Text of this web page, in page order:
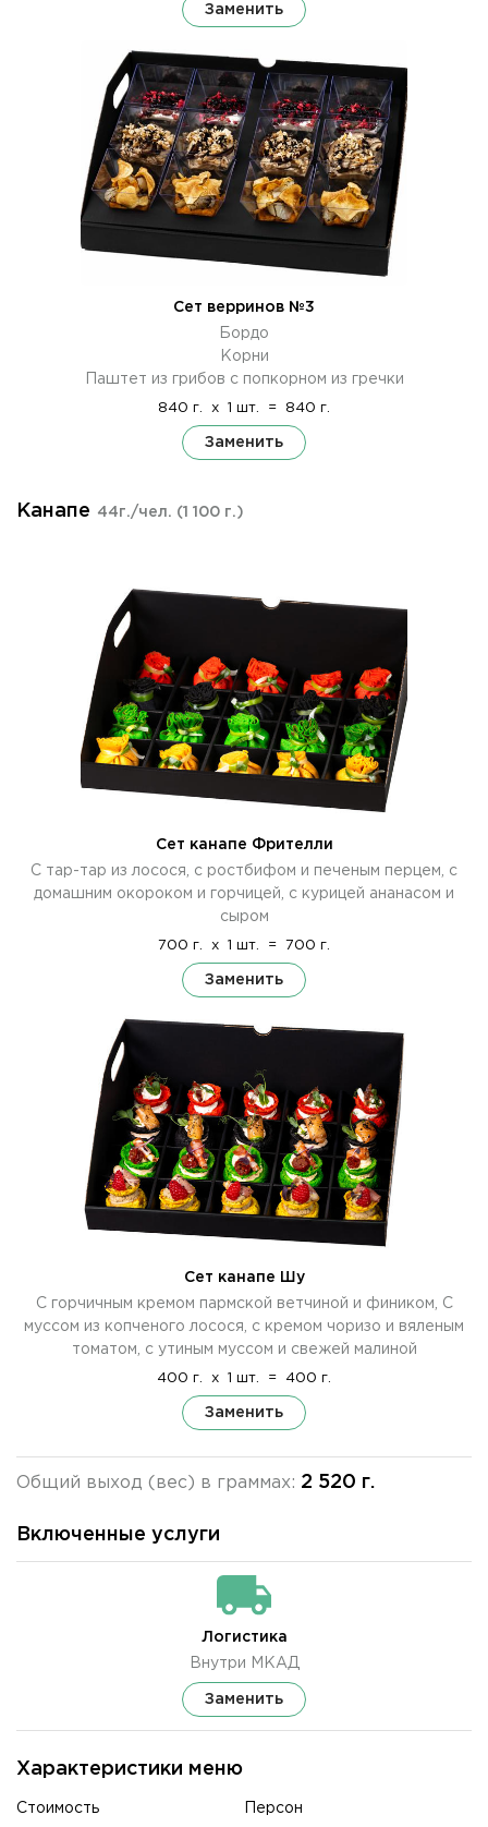
Характеристики меню
Стоимость Персон
Заменить
Сет верринов №3
Бордо
Корни
Паштет из грибов с попкорном из гречки
840 г. x 1 шт. = 840 г.
Заменить
Канапе 44г./чел. (1 100 г.)
Сет канапе Фрителли
С тар-тар из лосося, с ростбифом и печеным перцем, с
домашним окороком и горчицей, с курицей ананасом и
сыром
700 г. x 1 шт. = 700 г.
Заменить
Сет канапе Шу
С горчичным кремом пармской ветчиной и фиником, С
муссом из копченого лосося, с кремом чоризо и вяленым
томатом, с утиным муссом и свежей малиной
400 г. x 1 шт. = 400 г.
Заменить
Общий выход (вес) в граммах: 2 520 г.
Включенные услуги
Логистика
Внутри МКАД
Заменить